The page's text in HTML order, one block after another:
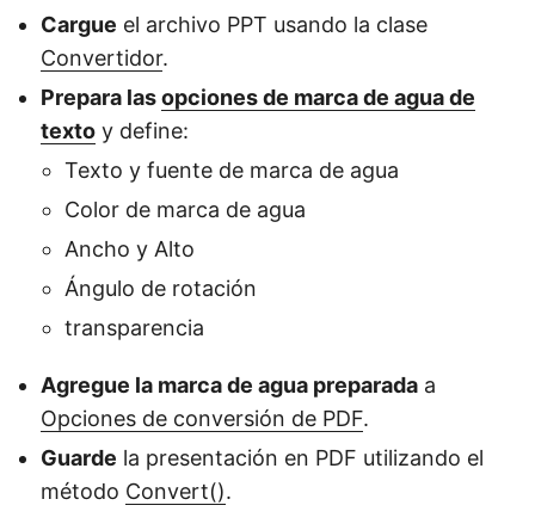
Cargue el archivo PPT usando la clase
Convertidor.
Prepara lasopciones de marca de agua de
texto y define:
Texto y fuente de marca de agua
Color de marca de agua
Ancho y Alto
Ángulo de rotación
transparencia
Agregue la marca de agua preparada a
Opciones de conversión de PDF.
Guarde la presentación en PDF utilizando el
método Convert().